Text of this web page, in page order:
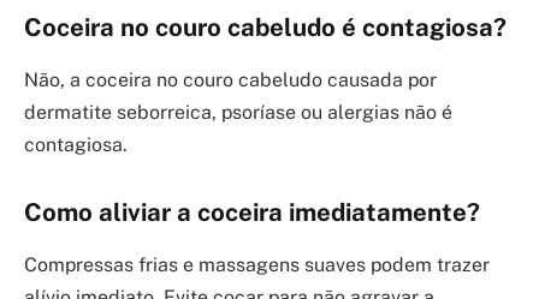
Coceira no couro cabeludo é contagiosa?
Não, a coceira no couro cabeludo causada por
dermatite seborreica, psoríase ou alergias não é
contagiosa.
Como aliviar a coceira imediatamente?
Compressas frias e massagens suaves podem trazer